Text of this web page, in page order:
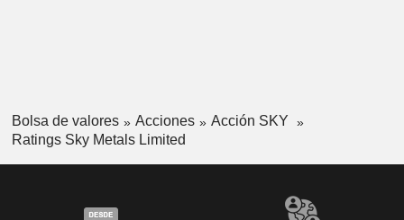
Bolsa de valores Acciones
Acción SKY
Ratings Sky Metals Limited